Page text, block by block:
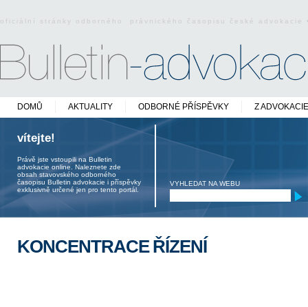
oficiální stránky odborného právnického časopisu české
DOMŮ AKTUALITY ODBORNÉ PŘÍSPĚVKY Z ADVOKACIE
vítejte!
Právě jste vstoupili na Bulletin
advokacie online. Naleznete zde
obsah stavovského odborného
časopisu Bulletin advokacie i příspěvky
exklusivně určené jen pro tento portál.
VYHLEDAT NA WEBU
KONCENTRACE ŘÍZENÍ